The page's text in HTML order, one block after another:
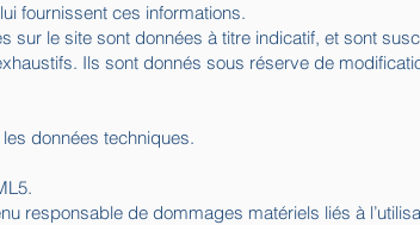
fournissent ces informations.
sur le site sont données à titre indicatif, et sont
Ils sont donnés sous réserve de
données techniques.
responsable de dommages matériels liés à